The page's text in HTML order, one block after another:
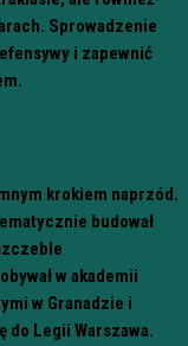
Sprowadzenie
i zapewnić
krokiem naprzód.
budował
w akademii
w Granadzie i
do Legii Warszawa.